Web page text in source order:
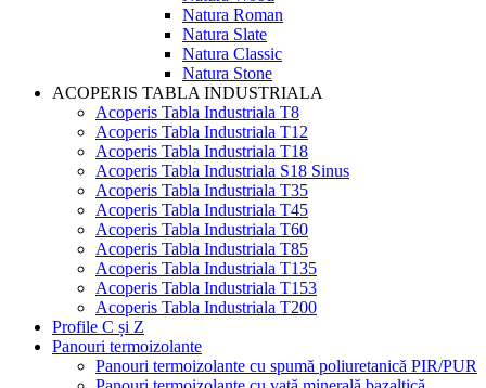
Natura Roman
Natura Slate
Natura Classic
Natura Stone
ACOPERIS TABLA INDUSTRIALA
Acoperis Tabla Industriala T8
Acoperis Tabla Industriala T12
Acoperis Tabla Industriala T18
Acoperis Tabla Industriala S18 Sinus
Acoperis Tabla Industriala T35
Acoperis Tabla Industriala T45
Acoperis Tabla Industriala T60
Acoperis Tabla Industriala T85
Acoperis Tabla Industriala T135
Acoperis Tabla Industriala T153
Acoperis Tabla Industriala T200
Profile C și Z
Panouri termoizolante
Panouri termoizolante cu spumă poliuretanică PIR/PUR